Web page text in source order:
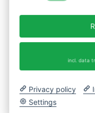
incl. data
Privacy policy
Settings